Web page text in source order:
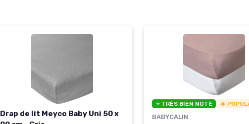
Drap de lit Meyco Baby Uni 50 x
⭐ TRÈS BIEN NOTÉ 🔥
BABYCALIN